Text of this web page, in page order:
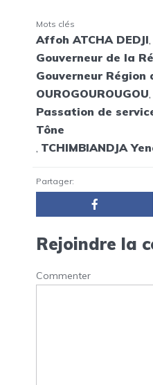
Mots clés
Affoh ATCHA DEDJI
Gouverneur de la
Gouverneur Région
OUROGOUROUGOU
Passation de
Tône
TCHIMBIANDJA
Partager:
Rejoindre la
Commenter